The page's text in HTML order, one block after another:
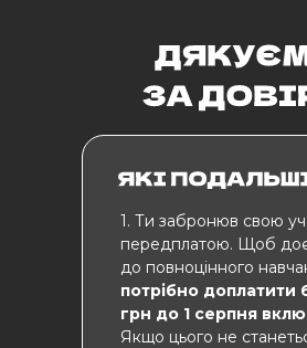
1. Ти забронюв свою
передплатою. Щоб
до повноцінного
потрібно доплатити
грн до 1 серпня
Якщо цього не